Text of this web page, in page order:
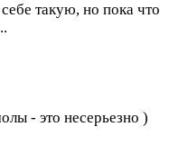
такую, но пока что
- это несерьезно )